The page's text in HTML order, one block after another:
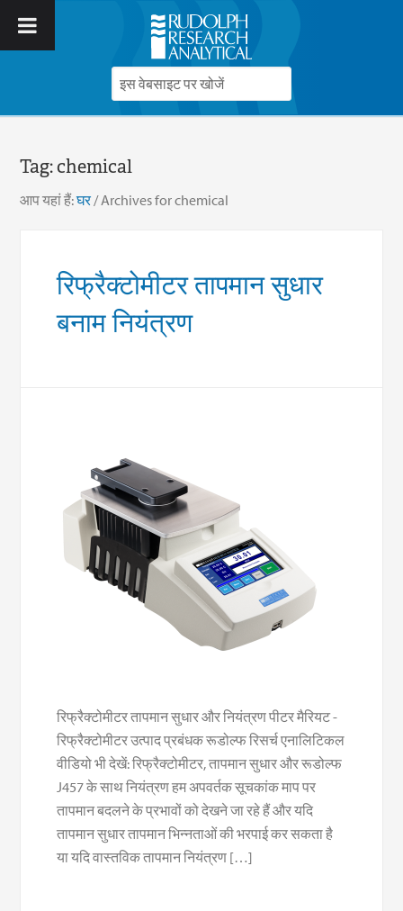
Tag:chemical
आप यहां हैं:घर/Archives for chemical
रिफ्रैक्टोमीटर तापमान सुधार
बनाम नियंत्रण
रिफ्रैक्टोमीटर तापमान सुधार और नियंत्रण पीटर मैरियट -
रिफ्रैक्टोमीटर उत्पाद प्रबंधक रूडोल्फ रिसर्च एनालिटिकल
वीडियो भी देखें: रिफ्रैक्टोमीटर, तापमान सुधार और रूडोल्फ
J457 के साथ नियंत्रण हम अपवर्तक सूचकांक माप पर
तापमान बदलने के प्रभावों को देखने जा रहे हैं और यदि
तापमान सुधार तापमान भिन्नताओं की भरपाई कर सकता है
या यदि वास्तविक तापमान नियंत्रण […]